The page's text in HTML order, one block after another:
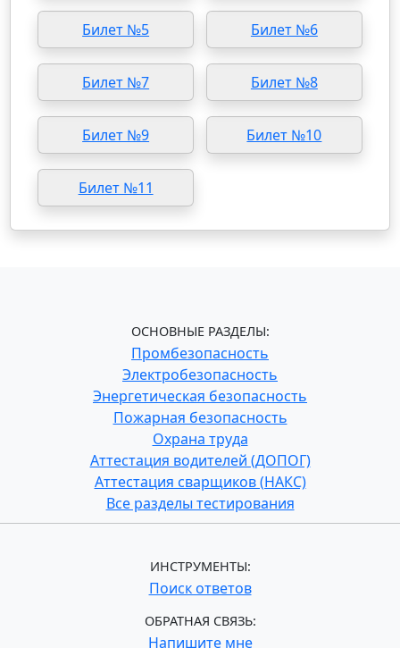
Билет №5 Билет №6
Билет №7 Билет №8
Билет №9 Билет №10
Билет №11
ОСНОВНЫЕ РАЗДЕЛЫ:
Промбезопасность
Электробезопасность
Энергетическая безопасность
Пожарная безопасность
Охрана труда
Аттестация водителей (ДОПОГ)
Аттестация сварщиков (НАКС)
Все разделы тестирования
ИНСТРУМЕНТЫ:
Поиск ответов
ОБРАТНАЯ СВЯЗЬ:
Напишите мне